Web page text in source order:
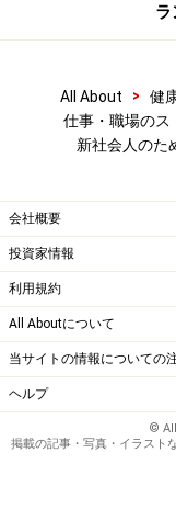
ラ
All About > 健
仕事・職場のス
新社会人のた
会社概要
投資家情報
利用規約
All Aboutについて
当サイトの情報についての
ヘルプ
© All
掲載の記事・写真・イラスト